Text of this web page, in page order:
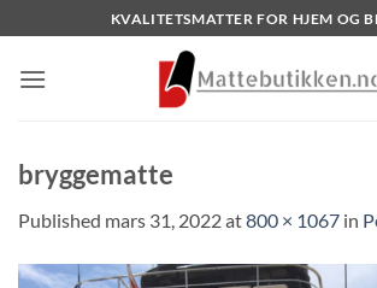
to
content
KVALITETSMATTER FOR HJEM OG
bryggematte
Published mars 31, 2022at800 × 1067 in